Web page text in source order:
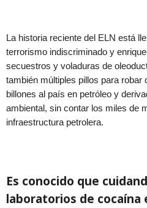
La historia reciente del ELN está
terrorismo indiscriminado y
secuestros y voladuras de
también múltiples pillos para
billones al país en petróleo y
ambiental, sin contar los miles de
infraestructura petrolera.
Es conocido que
laboratorios de cocaína